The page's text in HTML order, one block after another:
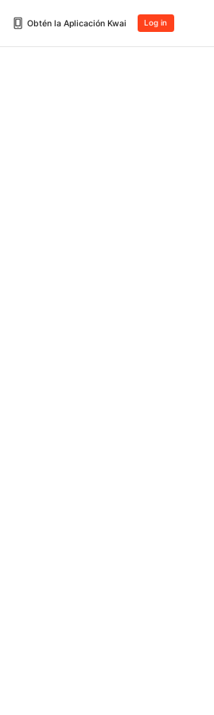
Obtén la Aplicación Kwai Log in